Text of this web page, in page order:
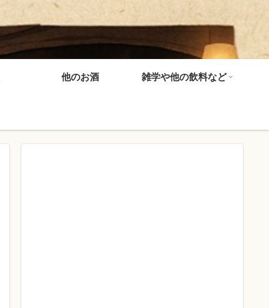
他のお酒 雑学や他の飲料など